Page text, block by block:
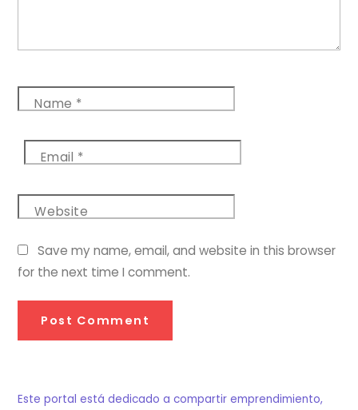
Name *
Email *
Website
Save my name, email, and website in this browser
for the next time I comment.
Este portal está dedicado a compartir emprendimiento,